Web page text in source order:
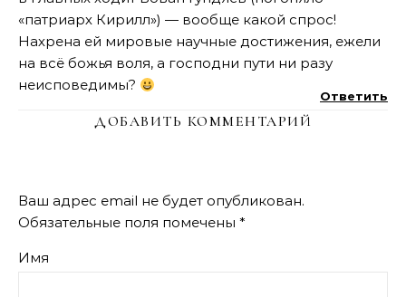
«патриарх Кирилл») — вообще какой спрос!
Нахрена ей мировые научные достижения, ежели
на всё божья воля, а господни пути ни разу
неисповедимы?
Ответить
ДОБАВИТЬ КОММЕНТАРИЙ
Ваш адрес email не будет опубликован.
Обязательные поля помечены *
Имя